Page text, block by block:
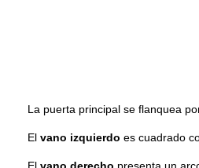
La puerta principal se flanquea
El vano izquierdo es cuadrado